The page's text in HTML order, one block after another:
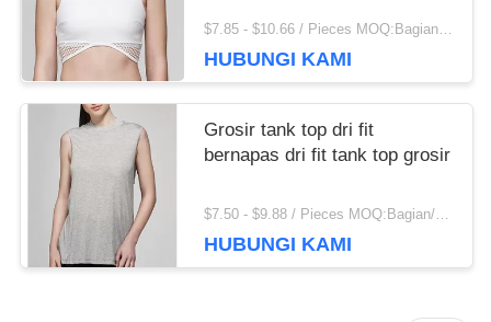
$7.85 - $10.66 / Pieces MOQ:Bagian/potongan 200
HUBUNGI KAMI
Grosir tank top dri fit
bernapas dri fit tank top grosir
$7.50 - $9.88 / Pieces MOQ:Bagian/potongan 200
HUBUNGI KAMI